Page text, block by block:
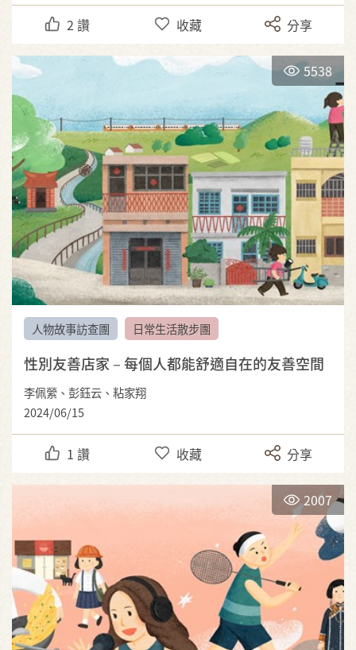
2 讚 收藏 分享
5538
人物故事訪查團 日常生活散步團
性別友善店家－每個人都能舒適自在的友善空間
李佩縈、彭鈺云、粘家翔
2024/06/15
1 讚 收藏 分享
2007